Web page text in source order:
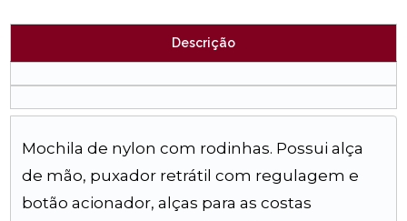
Descrição
Mochila de nylon com rodinhas. Possui alça
de mão, puxador retrátil com regulagem e
botão acionador, alças para as costas